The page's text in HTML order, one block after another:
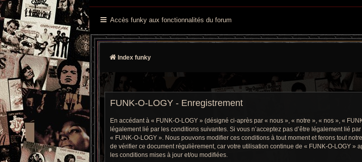
Accès funky aux fonctionnalités du forum
Index funky
FUNK-O-LOGY - Enregistrement
En accédant à « FUNK-O-LOGY » (désigné ci-après par « nous », « notre », « nos », «
légalement lié par les conditions suivantes. Si vous n’acceptez pas d’être légalement lié
« FUNK-O-LOGY ». Nous pouvons modifier ces conditions à tout moment et ferons tout
de vérifier ce document régulièrement, car votre utilisation continue de « FUNK-O-LOGY »
les conditions mises à jour et/ou modifiées.